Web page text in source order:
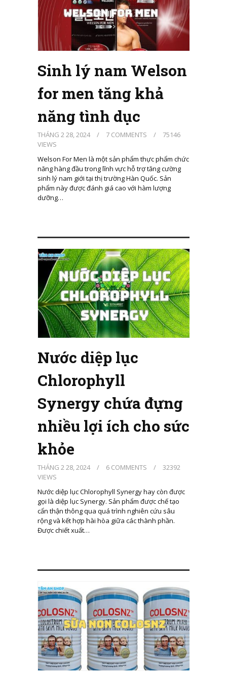
Sinh lý nam Welson
for men tăng khả
năng tình dục
THÁNG 2 28, 2024 / 7 COMMENTS /
75146
VIEWS
Welson For Men là một sản phẩm thực phẩm chức
năng hàng đầu trong lĩnh vực hỗ trợ tăng cường
sinh lý nam giới tại thị trường Hàn Quốc. Sản
phẩm này được đánh giá cao với hàm lượng
dưỡng…
Nước diệp lục
Chlorophyll
Synergy chứa đựng
nhiều lợi ích cho sức
khỏe
THÁNG 2 28, 2024 / 6 COMMENTS /
32392
VIEWS
Nước diệp lục Chlorophyll Synergy‎ hay còn được
gọi là diệp lục Synergy. Sản phẩm được chế tạo
cẩn thận thông qua quá trình nghiên cứu sâu
rộng và kết hợp hài hòa giữa các thành phần.
Được chiết xuất…